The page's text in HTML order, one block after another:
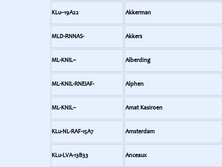
KLu--19A22 Akkerman
MLD-RNNAS- Akkers
ML-KNIL-- Alberding
ML-KNIL-RNEIAF- Alphen
ML-KNIL-- Amat Kasiroen
KLu-NL-RAF-15A7 Amsterdam
KLu-LVA-13B33 Anceaux